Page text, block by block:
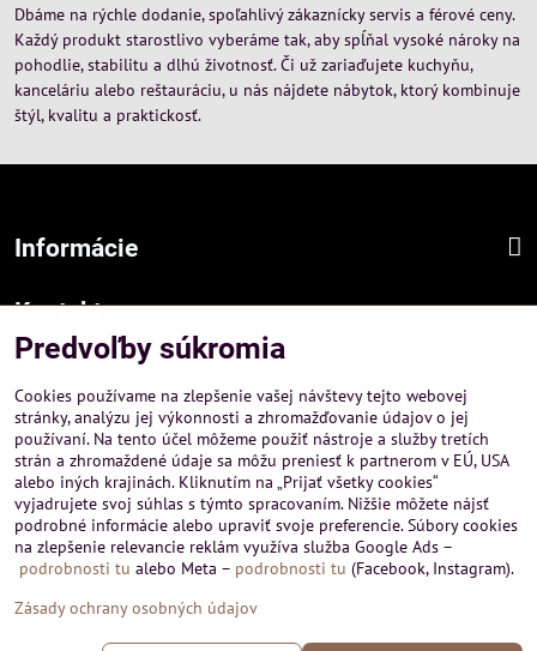
Dbáme na rýchle dodanie, spoľahlivý zákaznícky servis a férové ceny.
Každý produkt starostlivo vyberáme tak, aby spĺňal vysoké nároky na
pohodlie, stabilitu a dlhú životnosť. Či už zariaďujete kuchyňu,
kanceláriu alebo reštauráciu, u nás nájdete nábytok, ktorý kombinuje
štýl, kvalitu a praktickosť.
Informácie
Kontakt
Sídlo firmy :
Hurbanová 3807/21, 03601 Martin
Prevádzka a obchodné informácie :
A-PEMA, s.r.o.
Severná 14, 03601 Martin
+421 911 532545
+421 903 807209
©2026Copyright
Predvoľby súkromia
Cookies používame na zlepšenie vašej návštevy tejto webovej
stránky, analýzu jej výkonnosti a zhromažďovanie údajov o jej
používaní. Na tento účel môžeme použiť nástroje a služby tretích
strán a zhromaždené údaje sa môžu preniesť k partnerom v EÚ, USA
alebo iných krajinách. Kliknutím na „Prijať všetky cookies“
vyjadrujete svoj súhlas s týmto spracovaním. Nižšie môžete nájsť
podrobné informácie alebo upraviť svoje preferencie. Súbory cookies
na zlepšenie relevancie reklám využíva služba Google Ads –
podrobnosti tu alebo Meta – podrobnosti tu (Facebook, Instagram).
Zásady ochrany osobných údajov